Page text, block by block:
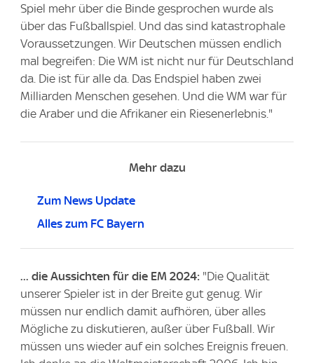
Spiel mehr über die Binde gesprochen wurde als
über das Fußballspiel. Und das sind katastrophale
Voraussetzungen. Wir Deutschen müssen endlich
mal begreifen: Die WM ist nicht nur für Deutschland
da. Die ist für alle da. Das Endspiel haben zwei
Milliarden Menschen gesehen. Und die WM war für
die Araber und die Afrikaner ein Riesenerlebnis."
Mehr dazu
Zum News Update
Alles zum FC Bayern
... die Aussichten für die EM 2024: "Die Qualität
unserer Spieler ist in der Breite gut genug. Wir
müssen nur endlich damit aufhören, über alles
Mögliche zu diskutieren, außer über Fußball. Wir
müssen uns wieder auf ein solches Ereignis freuen.